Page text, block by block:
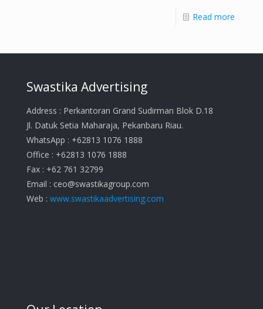
Read more
Swastika Advertising
Address : Perkantoran Grand Sudirman Blok D.18
Jl. Datuk Setia Maharaja, Pekanbaru Riau.
WhatsApp : +62813 1076 1888
Office : +62813 1076 1888
Fax : +62 761 32799
Email : ceo@swastikagroup.com
Web : www.swastikaadvertising.com